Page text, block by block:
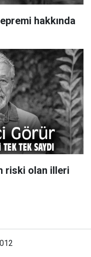
hakkında
riski olan illeri